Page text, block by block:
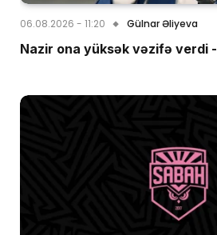
06.08.2026 - 11:20 Gülnar Əliyeva
Nazir ona yüksək vəzifə verdi -